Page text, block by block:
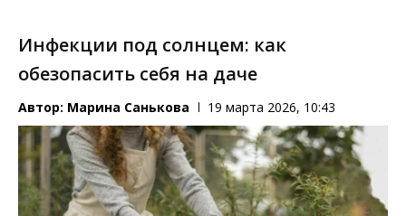
Инфекции под солнцем: как
обезопасить себя на даче
Автор: Марина Санькова 19 марта 2026, 10:43